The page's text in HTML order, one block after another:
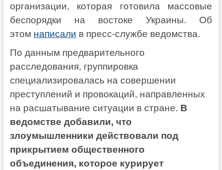
организации, которая готовила массовые
беспорядки на востоке Украины. Об
этом написали в пресс-службе ведомства.
По данным предварительного
расследования, группировка
специализировалась на совершении
преступлений и провокаций, направленных
на расшатывание ситуации в стране. В
ведомстве добавили, что
злоумышленники действовали под
прикрытием общественного
объединения, которое курирует